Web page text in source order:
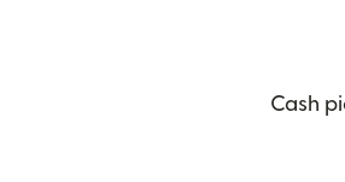
Cash